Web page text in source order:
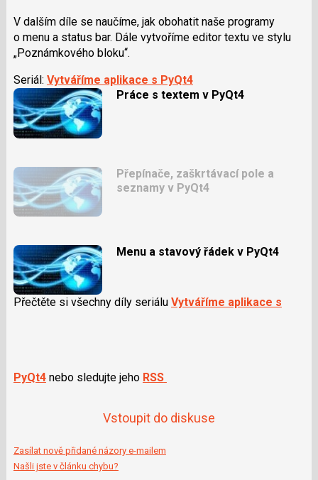
V dalším díle se naučíme, jak obohatit naše programy
o menu a status bar. Dále vytvoříme editor textu ve stylu
„Poznámkového bloku“.
Seriál: Vytváříme aplikace s PyQt4
Práce s textem v PyQt4
Přepínače, zaškrtávací pole a
seznamy v PyQt4
Menu a stavový řádek v PyQt4
Přečtěte si všechny díly seriálu Vytváříme aplikace s
PyQt4nebo sledujte jeho RSS
Vstoupit do diskuse
Zasílat nově přidané názory e-mailem
Našli jste v článku chybu?